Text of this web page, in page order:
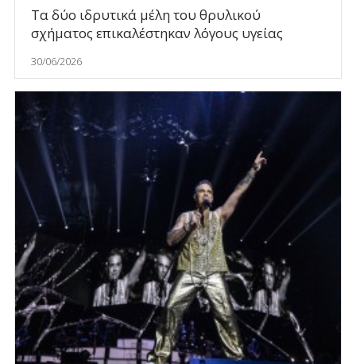
Τα δύο ιδρυτικά μέλη του θρυλικού
σχήματος επικαλέστηκαν λόγους υγείας
30/06/2026